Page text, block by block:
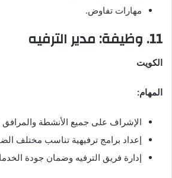
مهارات تفاوض.
11. وظيفة: مدير الترفيه
الكويت
المهام:
الإشراف على جميع الأنشطة والمرافق
إعداد برامج ترفيهية تناسب مختلف
إدارة فريق الترفيه وضمان جودة